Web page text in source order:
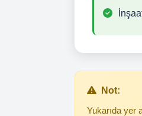
Not:
Yukarıda yer